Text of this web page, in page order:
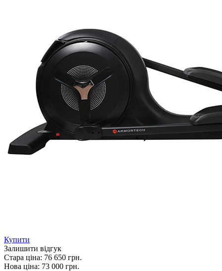
Купити
Залишити відгук
Стара ціна: 76 650 грн.
Нова ціна: 73 000 грн.